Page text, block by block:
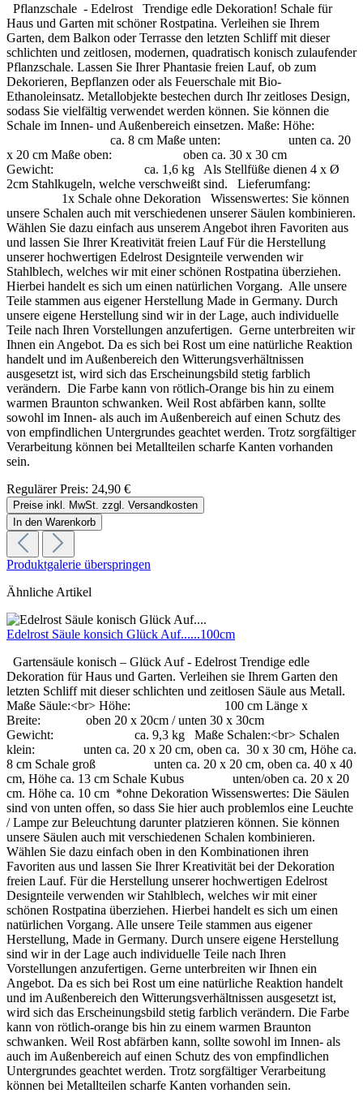
Pflanzschale - Edelrost Trendige edle Dekoration! Schale für
Haus und Garten mit schöner Rostpatina. Verleihen sie Ihrem
Garten, dem Balkon oder Terrasse den letzten Schliff mit dieser
schlichten und zeitlosen, modernen, quadratisch konisch zulaufender
Pflanzschale. Lassen Sie Ihrer Phantasie freien Lauf, ob zum
Dekorieren, Bepflanzen oder als Feuerschale mit Bio-
Ethanoleinsatz. Metallobjekte bestechen durch Ihr zeitloses Design,
sodass Sie vielfältig verwendet werden können. Sie können die
Schale im Innen- und Außenbereich einsetzen. Maße: Höhe:
ca. 8 cm Maße unten: unten ca. 20
x 20 cm Maße oben: oben ca. 30 x 30 cm
Gewicht: ca. 1,6 kg Als Stellfüße dienen 4 x Ø
2cm Stahlkugeln, welche verschweißt sind. Lieferumfang:
1x Schale ohne Dekoration Wissenswertes: Sie können
unsere Schalen auch mit verschiedenen unserer Säulen kombinieren.
Wählen Sie dazu einfach aus unserem Angebot ihren Favoriten aus
und lassen Sie Ihrer Kreativität freien Lauf Für die Herstellung
unserer hochwertigen Edelrost Designteile verwenden wir
Stahlblech, welches wir mit einer schönen Rostpatina überziehen.
Hierbei handelt es sich um einen natürlichen Vorgang. Alle unsere
Teile stammen aus eigener Herstellung Made in Germany. Durch
unsere eigene Herstellung sind wir in der Lage, auch individuelle
Teile nach Ihren Vorstellungen anzufertigen. Gerne unterbreiten wir
Ihnen ein Angebot. Da es sich bei Rost um eine natürliche Reaktion
handelt und im Außenbereich den Witterungsverhältnissen
ausgesetzt ist, wird sich das Erscheinungsbild stetig farblich
verändern. Die Farbe kann von rötlich-Orange bis hin zu einem
warmen Braunton schwanken. Weil Rost abfärben kann, sollte
sowohl im Innen- als auch im Außenbereich auf einen Schutz des
von empfindlichen Untergrundes geachtet werden. Trotz sorgfältiger
Verarbeitung können bei Metallteilen scharfe Kanten vorhanden
sein.
Regulärer Preis: 24,90 €
Preise inkl. MwSt. zzgl. Versandkosten
In den Warenkorb
Produktgalerie überspringen
Ähnliche Artikel
Edelrost Säule konsich Glück Auf......100cm
Gartensäule konisch – Glück Auf - Edelrost Trendige edle
Dekoration für Haus und Garten. Verleihen sie Ihrem Garten den
letzten Schliff mit dieser schlichten und zeitlosen Säule aus Metall.
Maße Säule:<br> Höhe: 100 cm Länge x
Breite: oben 20 x 20cm / unten 30 x 30cm
Gewicht: ca. 9,3 kg Maße Schalen:<br> Schalen
klein: unten ca. 20 x 20 cm, oben ca. 30 x 30 cm, Höhe ca.
8 cm Schale groß unten ca. 20 x 20 cm, oben ca. 40 x 40
cm, Höhe ca. 13 cm Schale Kubus unten/oben ca. 20 x 20
cm. Höhe ca. 10 cm *ohne Dekoration Wissenswertes: Die Säulen
sind von unten offen, so dass Sie hier auch problemlos eine Leuchte
/ Lampe zur Beleuchtung darunter platzieren können. Sie können
unsere Säulen auch mit verschiedenen Schalen kombinieren.
Wählen Sie dazu einfach oben in den Kombinationen ihren
Favoriten aus und lassen Sie Ihrer Kreativität bei der Dekoration
freien Lauf. Für die Herstellung unserer hochwertigen Edelrost
Designteile verwenden wir Stahlblech, welches wir mit einer
schönen Rostpatina überziehen. Hierbei handelt es sich um einen
natürlichen Vorgang. Alle unsere Teile stammen aus eigener
Herstellung, Made in Germany. Durch unsere eigene Herstellung
sind wir in der Lage auch individuelle Teile nach Ihren
Vorstellungen anzufertigen. Gerne unterbreiten wir Ihnen ein
Angebot. Da es sich bei Rost um eine natürliche Reaktion handelt
und im Außenbereich den Witterungsverhältnissen ausgesetzt ist,
wird sich das Erscheinungsbild stetig farblich verändern. Die Farbe
kann von rötlich-orange bis hin zu einem warmen Braunton
schwanken. Weil Rost abfärben kann, sollte sowohl im Innen- als
auch im Außenbereich auf einen Schutz des von empfindlichen
Untergrundes geachtet werden. Trotz sorgfältiger Verarbeitung
können bei Metallteilen scharfe Kanten vorhanden sein.